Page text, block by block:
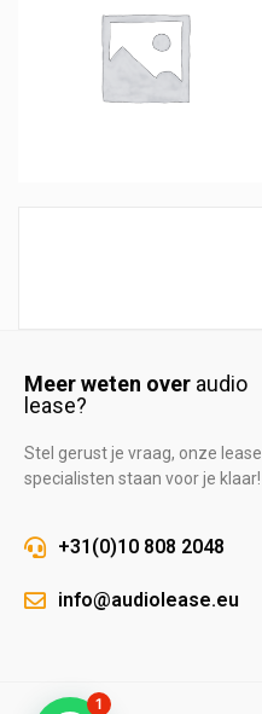
Meer weten over audio
lease?
Stel gerust je vraag, onze lease
specialisten staan voor je klaar!
+31(0)10 808 2048
info@audiolease.eu
1